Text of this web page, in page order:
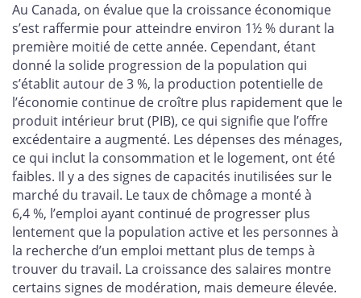
Au Canada, on évalue que la croissance économique
s’est raffermie pour atteindre environ 1½ % durant la
première moitié de cette année. Cependant, étant
donné la solide progression de la population qui
s’établit autour de 3 %, la production potentielle de
l’économie continue de croître plus rapidement que le
produit intérieur brut (PIB), ce qui signifie que l’offre
excédentaire a augmenté. Les dépenses des ménages,
ce qui inclut la consommation et le logement, ont été
faibles. Il y a des signes de capacités inutilisées sur le
marché du travail. Le taux de chômage a monté à
6,4 %, l’emploi ayant continué de progresser plus
lentement que la population active et les personnes à
la recherche d’un emploi mettant plus de temps à
trouver du travail. La croissance des salaires montre
certains signes de modération, mais demeure élevée.